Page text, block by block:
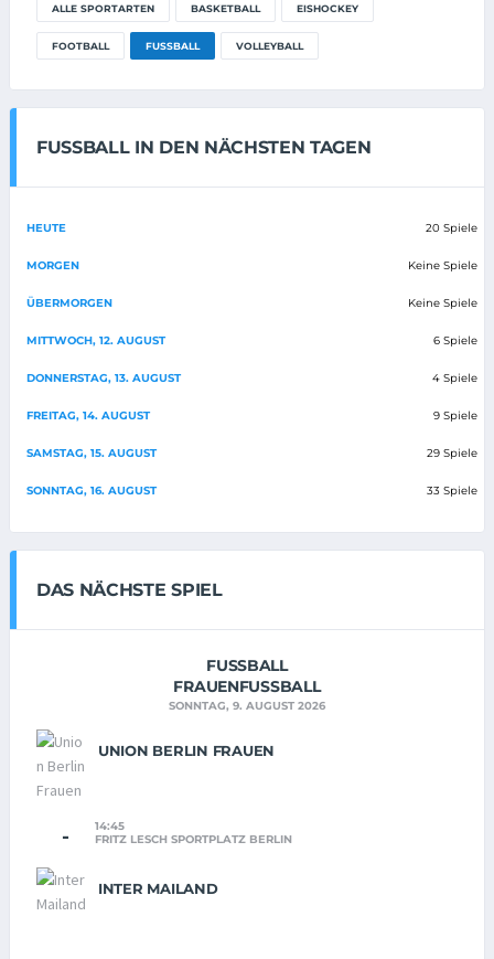
ALLE SPORTARTEN BASKETBALL EISHOCKEY
FOOTBALL FUSSBALL VOLLEYBALL
FUSSBALL IN DEN NÄCHSTEN TAGEN
HEUTE 20 Spiele
MORGEN Keine Spiele
ÜBERMORGEN Keine Spiele
MITTWOCH, 12. AUGUST 6 Spiele
DONNERSTAG, 13. AUGUST 4 Spiele
FREITAG, 14. AUGUST 9 Spiele
SAMSTAG, 15. AUGUST 29 Spiele
SONNTAG, 16. AUGUST 33 Spiele
DAS NÄCHSTE SPIEL
FUSSBALL
FRAUENFUSSBALL
SONNTAG, 9. AUGUST 2026
UNION BERLIN FRAUEN
-
14:45
FRITZ LESCH SPORTPLATZ BERLIN
INTER MAILAND